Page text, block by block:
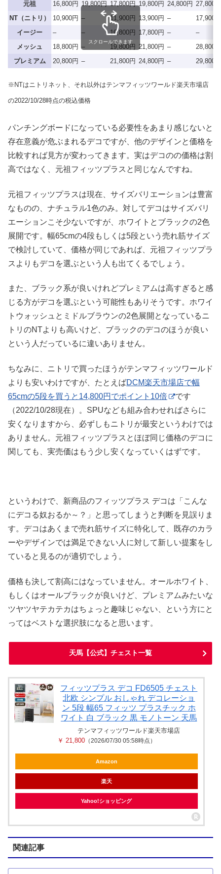
元祖 16,800円 19,800円 17,800円 19,800円 24,800円 27,800円
NT（ニトリ）
10,900円 – 11,900円 13,900円 –
17,900円
イージー
– – 16,800円 17,800円 –
–
メッシュ
18,800円 – 19,800円 21,800円 –
28,800円
プレミアム
20,800円 – 21,800円 24,800円 – 29,800円
スクロールできます
※NTはニトリネット、それ以外はテンマフィッツワールド楽天市場店
の2022/10/28時点の税込価格
パンチングボードになっている必要性をあまり感じないと
存在意義が危ぶまれるデコですが、他のデザインと価格を
比較すれば見方が変わってきます。実はデコのの価格は割
高ではなく、元祖フィッツプラスと同じなんですね。
元祖フィッツプラスは現在、サイズバリエーションは豊富
なものの、ナチュラル1色のみ。対してデコはサイズバリ
エーションこそ少ないですが、ホワイトとブラックの2色
展開です。幅65cmの4段もしくは5段という売れ筋サイズ
で検討していて、価格が同じであれば、元祖フィッツプラ
スよりもデコを選ぶという人も出てくるでしょう。
また、ブラック系が良いけれどプレミアムは高すぎると感
じる方がデコを選ぶという可能性もありそうです。ホワイ
トウォッシュとミドルブラウンの2色展開となっているニ
トリのNTよりも高いけど、ブラックのデコのほうが良い
という人だっているに違いありません。
ちなみに、ニトリで買ったほうがテンマフィッツワールド
よりも安いわけですが、たとえばDCM楽天市場店で幅
65cmの5段を買うと14,800円でポイント10倍
です
（2022/10/28現在）。SPUなども組み合わせればさらに
安くなりますから、必ずしもニトリが最安というわけでは
ありません。元祖フィッツプラスとほぼ同じ価格のデコに
関しても、実売価はもう少し安くなっていくはずです。
というわけで、新商品のフィッツプラス デコは「こんな
にデコる奴おるか～？」と思ってしまうと判断を見誤りま
す。デコはあくまで売れ筋サイズに特化して、既存のカラ
ーやデザインでは満足できない人に対して新しい提案をし
ていると見るのが適切でしょう。
価格も決して割高にはなっていません。オールホワイト、
もしくはオールブラックが良いけど、プレミアムみたいな
ツヤツヤテカテカはちょっと趣味じゃない、という方にと
ってはベストな選択肢になると思います。
天馬【公式】チェスト一覧
フィッツプラス デコ FD6505 チェスト
北欧 シンプル おしゃれ デコレーショ
ン 5段 幅65 フィッツ プラスチック ホ
ワイト 白 ブラック 黒 モノトーン 天馬
テンマフィッツワールド楽天市場店
￥ 21,800（2026/07/30 05:58時点）
Amazon
楽天
Yahoo!ショッピング
関連記事